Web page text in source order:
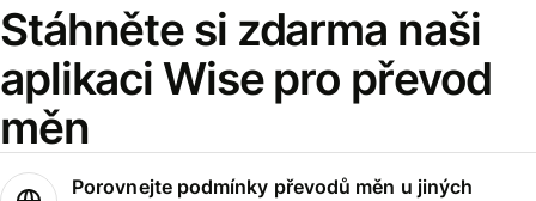
Stáhněte si zdarma naši
aplikaci Wise pro převod
měn
Porovnejte podmínky převodů měn u jiných